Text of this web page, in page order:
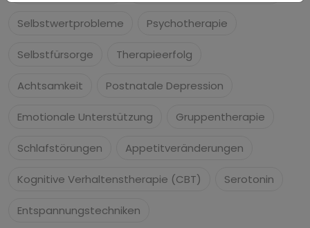
Selbstwertprobleme Psychotherapie
Selbstfürsorge Therapieerfolg
Achtsamkeit Postnatale Depression
Emotionale Unterstützung Gruppentherapie
Schlafstörungen Appetitveränderungen
Kognitive Verhaltenstherapie (CBT) Serotonin
Entspannungstechniken